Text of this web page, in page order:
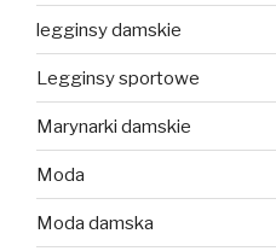
legginsy damskie
Legginsy sportowe
Marynarki damskie
Moda
Moda damska